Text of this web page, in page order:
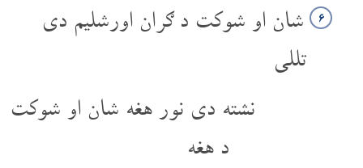
۶ شان او شوکت د ګران اورشلیم دی
تللی
نشته دی نور هغه شان او شوکت
د هغه